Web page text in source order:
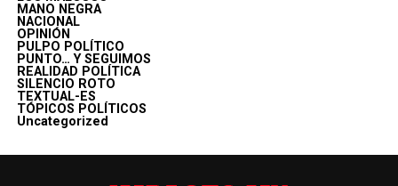
MANO NEGRA
NACIONAL
OPINIÓN
PULPO POLÍTICO
PUNTO… Y SEGUIMOS
REALIDAD POLÍTICA
SILENCIO ROTO
TEXTUAL-ES
TÓPICOS POLÍTICOS
Uncategorized